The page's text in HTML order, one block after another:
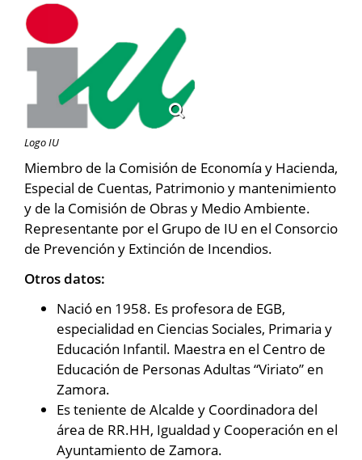
Logo IU
Miembro de la Comisión de Economía y Hacienda,
Especial de Cuentas, Patrimonio y mantenimiento
y de la Comisión de Obras y Medio Ambiente.
Representante por el Grupo de IU en el Consorcio
de Prevención y Extinción de Incendios.
Otros datos:
Nació en 1958. Es profesora de EGB,
especialidad en Ciencias Sociales, Primaria y
Educación Infantil. Maestra en el Centro de
Educación de Personas Adultas “Viriato” en
Zamora.
Es teniente de Alcalde y Coordinadora del
área de RR.HH, Igualdad y Cooperación en el
Ayuntamiento de Zamora.